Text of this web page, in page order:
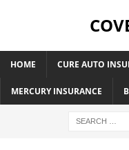
HOME CURE AUTO
MERCURY INSURANCE